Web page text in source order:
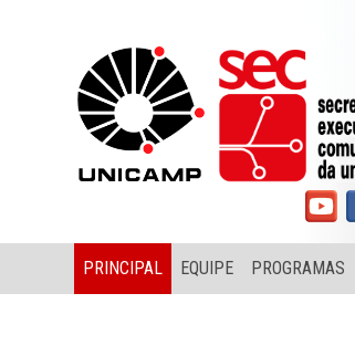
PRINCIPAL EQUIPE PROGRAMAS